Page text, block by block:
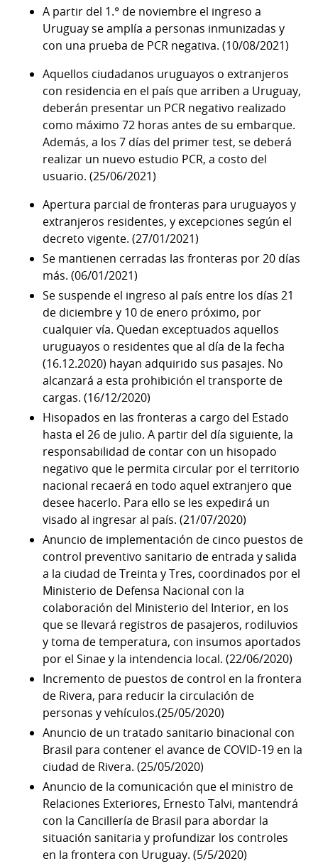
A partir del 1.° de noviembre el ingreso a
Uruguay se amplía a personas inmunizadas y
con una prueba de PCR negativa. (10/08/2021)
Aquellos ciudadanos uruguayos o extranjeros
con residencia en el país que arriben a Uruguay,
deberán presentar un PCR negativo realizado
como máximo 72 horas antes de su embarque.
Además, a los 7 días del primer test, se deberá
realizar un nuevo estudio PCR, a costo del
usuario. (25/06/2021)
Apertura parcial de fronteras para uruguayos y
extranjeros residentes, y excepciones según el
decreto vigente. (27/01/2021)
Se mantienen cerradas las fronteras por 20 días
más. (06/01/2021)
Se suspende el ingreso al país entre los días 21
de diciembre y 10 de enero próximo, por
cualquier vía. Quedan exceptuados aquellos
uruguayos o residentes que al día de la fecha
(16.12.2020) hayan adquirido sus pasajes. No
alcanzará a esta prohibición el transporte de
cargas. (16/12/2020)
Hisopados en las fronteras a cargo del Estado
hasta el 26 de julio. A partir del día siguiente, la
responsabilidad de contar con un hisopado
negativo que le permita circular por el territorio
nacional recaerá en todo aquel extranjero que
desee hacerlo. Para ello se les expedirá un
visado al ingresar al país. (21/07/2020)
Anuncio de implementación de cinco puestos de
control preventivo sanitario de entrada y salida
a la ciudad de Treinta y Tres, coordinados por el
Ministerio de Defensa Nacional con la
colaboración del Ministerio del Interior, en los
que se llevará registros de pasajeros, rodiluvios
y toma de temperatura, con insumos aportados
por el Sinae y la intendencia local. (22/06/2020)
Incremento de puestos de control en la frontera
de Rivera, para reducir la circulación de
personas y vehículos.(25/05/2020)
Anuncio de un tratado sanitario binacional con
Brasil para contener el avance de COVID-19 en la
ciudad de Rivera. (25/05/2020)
Anuncio de la comunicación que el ministro de
Relaciones Exteriores, Ernesto Talvi, mantendrá
con la Cancillería de Brasil para abordar la
situación sanitaria y profundizar los controles
en la frontera con Uruguay. (5/5/2020)